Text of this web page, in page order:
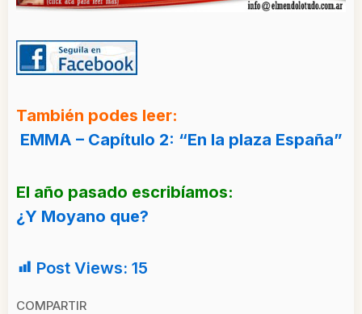
También podes leer:
EMMA – Capítulo 2: “En la plaza España”
El año pasado escribíamos:
¿Y Moyano que?
Post Views: 15
COMPARTIR